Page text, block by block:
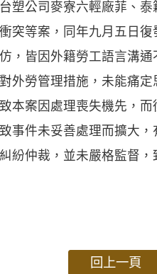
塑公司麥寮六輕廠菲、泰
突等案，同年九月五日
，皆因外籍勞工語言溝通
外勞管理措施，未能痛定
本案因處理喪失機先，而
事件未妥善處理而擴大，
紛仲裁，並未嚴格監督，
回上一頁